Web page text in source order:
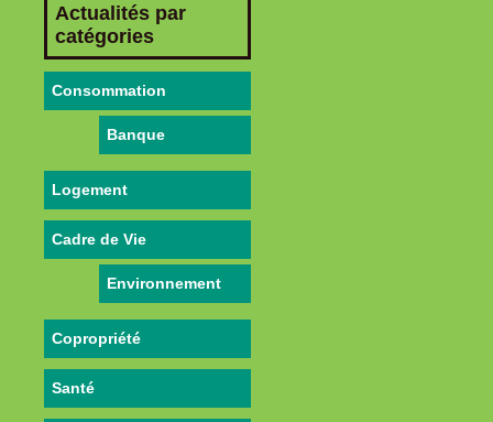
Actualités par
catégories
Consommation
Banque
Logement
Cadre de Vie
Environnement
Copropriété
Santé